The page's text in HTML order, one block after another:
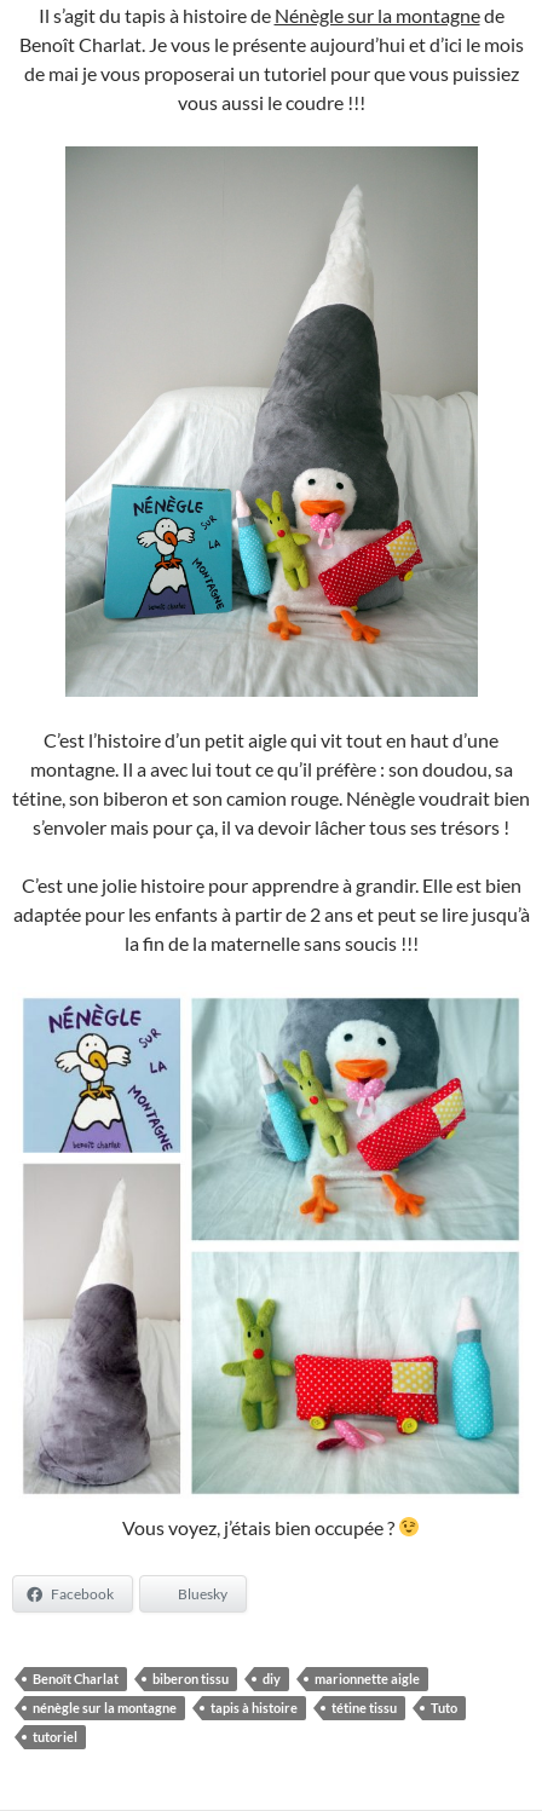
Il s’agit du tapis à histoire de Nénègle sur la montagnede
Benoît Charlat. Je vous le présente aujourd’hui et d’ici le mois
de mai je vous proposerai un tutoriel pour que vous puissiez
vous aussi le coudre !!!
C’est l’histoire d’un petit aigle qui vit tout en haut d’une
montagne. Il a avec lui tout ce qu’il préfère : son doudou, sa
tétine, son biberon et son camion rouge. Nénègle voudrait bien
s’envoler mais pour ça, il va devoir lâcher tous ses trésors !
C’est une jolie histoire pour apprendre à grandir. Elle est bien
adaptée pour les enfants à partir de 2 ans et peut se lire jusqu’à
la fin de la maternelle sans soucis !!!
Vous voyez, j’étais bien occupée ?
Facebook Bluesky
Benoît Charlat biberon tissu diy
marionnette aigle
nénègle sur la montagne
tapis à histoire tétine tissu
Tuto
tutoriel